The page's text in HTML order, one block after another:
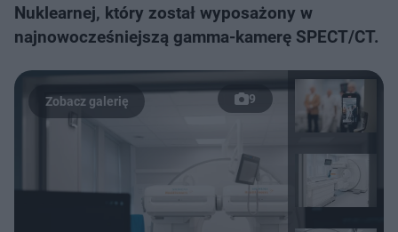
Nuklearnej, który został wyposażony w
najnowocześniejszą gamma-kamerę SPECT/CT.
9